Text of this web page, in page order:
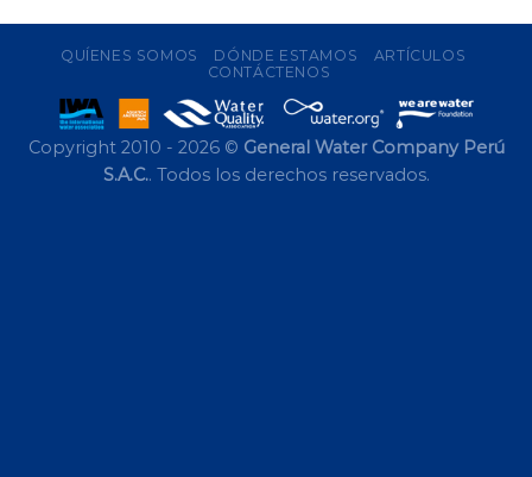
QUÍENES SOMOS DÓNDE ESTAMOS
ARTÍCULOS
CONTÁCTENOS
Copyright 2010 - 2026 © General Water Company Perú
S.A.C.. Todos los derechos reservados.